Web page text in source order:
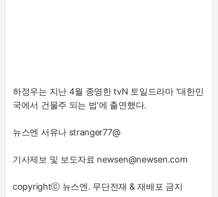
하정우는 지난 4월 종영한 tvN 토일드라마 '대한민
국에서 건물주 되는 법'에 출연했다.
뉴스엔 서유나 stranger77@
기사제보 및 보도자료 newsen@newsen.com
copyrightⓒ 뉴스엔. 무단전재 & 재배포 금지